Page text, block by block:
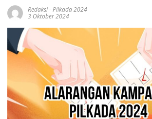
Redaksi-Pilkada 2024
3 Oktober 2024